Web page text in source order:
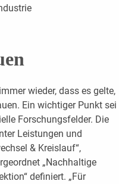
wieder, dass es gelte,
Ein wichtiger Punkt sei
Forschungsfelder. Die
Leistungen und
& Kreislauf“,
„Nachhaltige
definiert. „Für